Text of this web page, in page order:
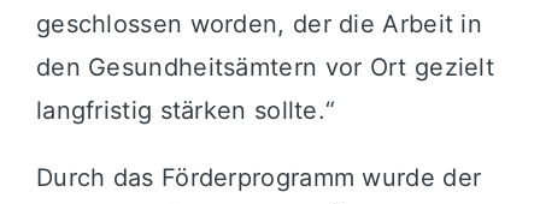
geschlossen worden, der die Arbeit in
den Gesundheitsämtern vor Ort gezielt
langfristig stärken sollte.“
Durch das Förderprogramm wurde der